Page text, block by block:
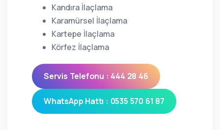
Kandıra İlaçlama
Karamürsel İlaçlama
Kartepe İlaçlama
Körfez İlaçlama
Servis Telefonu : 444 28 46
WhatsApp Hattı : 0535 570 61 87